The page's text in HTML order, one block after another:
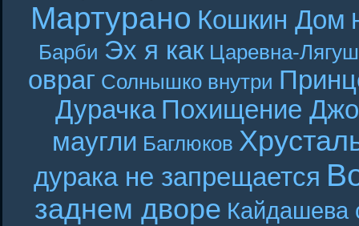
Мартурано Кошкин Дом
Барби Эх я как Царевна-
овраг Солнышко внутри
Дурачка Похищение
маугли Баглюков
дурака не запрещается
заднем дворе Кайдашева